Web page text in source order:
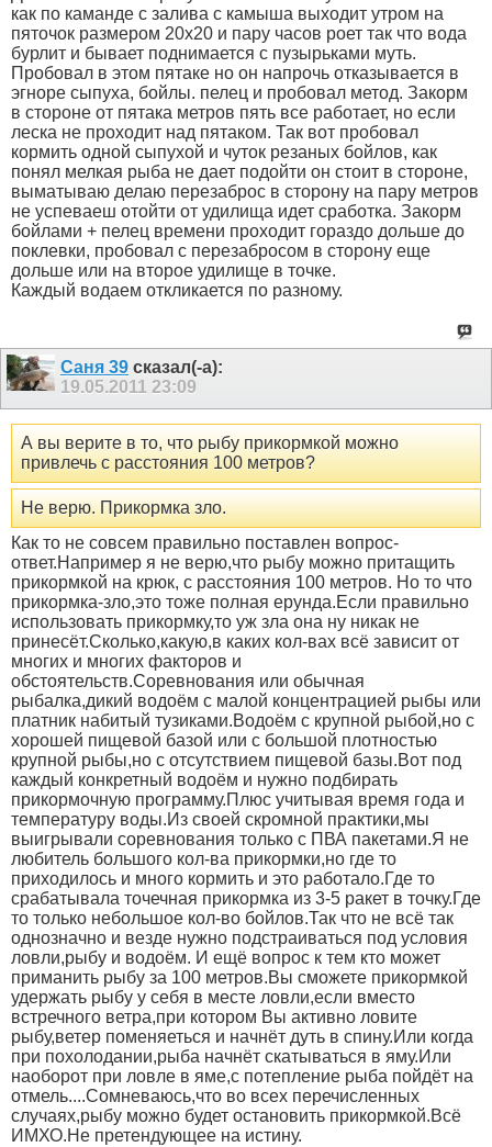
как по каманде с залива с камыша выходит утром на
пяточок размером 20х20 и пару часов роет так что вода
бурлит и бывает поднимается с пузырьками муть.
Пробовал в этом пятаке но он напрочь отказывается в
эгноре сыпуха, бойлы. пелец и пробовал метод. Закорм
в стороне от пятака метров пять все работает, но если
леска не проходит над пятаком. Так вот пробовал
кормить одной сыпухой и чуток резаных бойлов, как
понял мелкая рыба не дает подойти он стоит в стороне,
выматываю делаю перезаброс в сторону на пару метров
не успеваеш отойти от удилища идет сработка. Закорм
бойлами + пелец времени проходит гораздо дольше до
поклевки, пробовал с перезабросом в сторону еще
дольше или на второе удилище в точке.
Каждый водаем откликается по разному.
Саня 39 сказал(-а):
19.05.2011 23:09
А вы верите в то, что рыбу прикормкой можно
привлечь с расстояния 100 метров?
Не верю. Прикормка зло.
Как то не совсем правильно поставлен вопрос-
ответ.Например я не верю,что рыбу можно притащить
прикормкой на крюк, с расстояния 100 метров. Но то что
прикормка-зло,это тоже полная ерунда.Если правильно
использовать прикормку,то уж зла она ну никак не
принесёт.Сколько,какую,в каких кол-вах всё зависит от
многих и многих факторов и
обстоятельств.Соревнования или обычная
рыбалка,дикий водоём с малой концентрацией рыбы или
платник набитый тузиками.Водоём с крупной рыбой,но с
хорошей пищевой базой или с большой плотностью
крупной рыбы,но с отсутствием пищевой базы.Вот под
каждый конкретный водоём и нужно подбирать
прикормочную программу.Плюс учитывая время года и
температуру воды.Из своей скромной практики,мы
выигрывали соревнования только с ПВА пакетами.Я не
любитель большого кол-ва прикормки,но где то
приходилось и много кормить и это работало.Где то
срабатывала точечная прикормка из 3-5 ракет в точку.Где
то только небольшое кол-во бойлов.Так что не всё так
однозначно и везде нужно подстраиваться под условия
ловли,рыбу и водоём. И ещё вопрос к тем кто может
приманить рыбу за 100 метров.Вы сможете прикормкой
удержать рыбу у себя в месте ловли,если вместо
встречного ветра,при котором Вы активно ловите
рыбу,ветер поменяеться и начнёт дуть в спину.Или когда
при похолодании,рыба начнёт скатываться в яму.Или
наоборот при ловле в яме,с потепление рыба пойдёт на
отмель....Сомневаюсь,что во всех перечисленных
случаях,рыбу можно будет остановить прикормкой.Всё
ИМХО.Не претендующее на истину.